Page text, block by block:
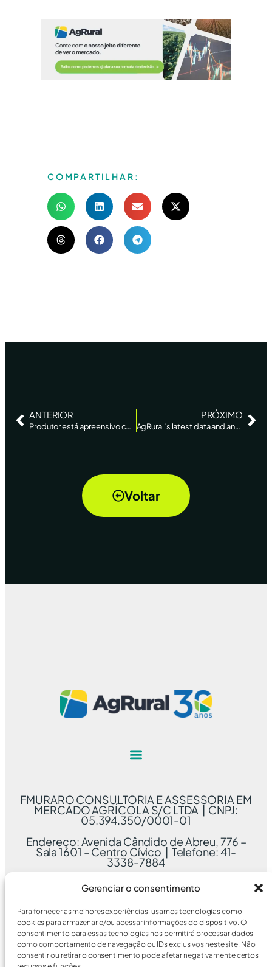
Gerenciar o consentimento
Para fornecer as melhores experiências, usamos tecnologias como
cookies para armazenar e/ou acessar informações do dispositivo. O
consentimento para essas tecnologias nos permitirá processar dados
como comportamento de navegação ou IDs exclusivos neste site. Não
consentir ou retirar o consentimento pode afetar negativamente certos
COMPARTILHAR:
ANTERIOR
Produtor está apreensivo com o plantio de 2017
PRÓXIMO
AgRural’s latest data and analysis on Brazilian corn and soybean markets
Voltar
FMURARO CONSULTORIA E ASSESSORIA EM
MERCADO AGRÍCOLA S/C LTDA | CNPJ:
05.394.350/0001-01
Endereço: Avenida Cândido de Abreu, 776 –
Sala 1601 – Centro Cívico | Telefone: 41-
3338-7884